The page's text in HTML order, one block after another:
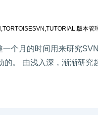
,TORTOISESVN ,TUTORIAL,版本管
个月的时间用来研究
的。 由浅入深，渐渐研